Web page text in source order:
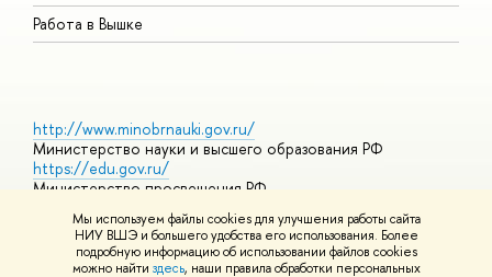
Мы используем файлы cookies для улучшения работы сайта
НИУ ВШЭ и большего удобства его использования. Более
подробную информацию об использовании файлов cookies
можно найти здесь, наши правила обработки персональных
Работа в Вышке
http://www.minobrnauki.gov.ru/
Министерство науки и высшего образования РФ
https://edu.gov.ru/
Министерство просвещения РФ
https://elearning.hse.ru/mooc
Массовые открытые онлайн-курсы